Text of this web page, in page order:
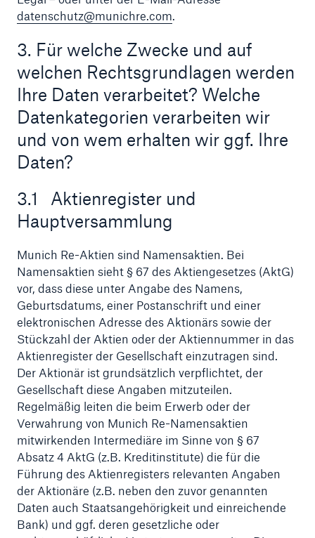
datenschutz@munichre.com.
3. Für welche Zwecke und auf
welchen Rechtsgrundlagen werden
Ihre Daten verarbeitet? Welche
Datenkategorien verarbeiten wir
und von wem erhalten wir ggf. Ihre
Daten?
3.1 Aktienregister und
Hauptversammlung
Munich Re-Aktien sind Namensaktien. Bei
Namensaktien sieht § 67 des Aktiengesetzes (AktG)
vor, dass diese unter Angabe des Namens,
Geburtsdatums, einer Postanschrift und einer
elektronischen Adresse des Aktionärs sowie der
Stückzahl der Aktien oder der Aktiennummer in das
Aktienregister der Gesellschaft einzutragen sind.
Der Aktionär ist grundsätzlich verpflichtet, der
Gesellschaft diese Angaben mitzuteilen.
Regelmäßig leiten die beim Erwerb oder der
Verwahrung von Munich Re-Namensaktien
mitwirkenden Intermediäre im Sinne von § 67
Absatz 4 AktG (z.B. Kreditinstitute) die für die
Führung des Aktienregisters relevanten Angaben
der Aktionäre (z.B. neben den zuvor genannten
Daten auch Staatsangehörigkeit und einreichende
Bank) und ggf. deren gesetzliche oder
71.8%
Lösungen
Sachdeckung durch einen leistungsfähigen
Rückversicherungspartner